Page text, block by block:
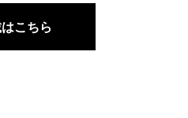
こちら